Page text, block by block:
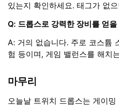
있는지 확인하세요. 태그가 없
Q: 드롭스로 강력한 장비를 얻
A: 거의 없습니다. 주로 코스튬
험 등이며, 게임 밸런스를 해치
마무리
오늘날 트위치 드롭스는 게이